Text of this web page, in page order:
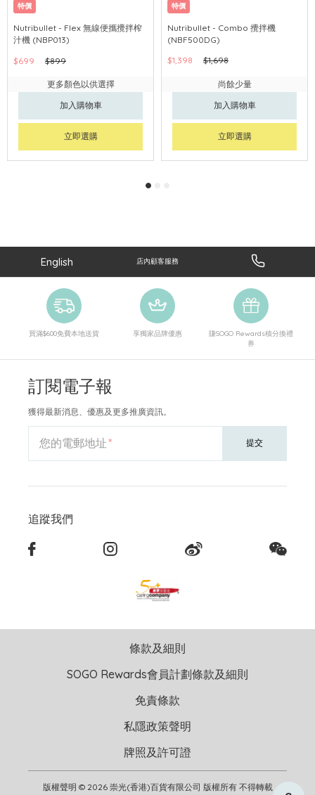
特價
Nutribullet - Flex 無線便攜攪拌榨
汁機 (NBP013)
$699
$899
更多顏色以供選擇
加入購物車
立即選購
特價
Nutribullet - Combo 攪拌機
(NBF500DG)
$1,398
$1,698
尚餘少量
加入購物車
立即選購
English 店內顧客服務
買滿$600免費本地送貨 享獨家品牌優惠
賺SOGO Rewards積分換禮
券
訂閱電子報
獲得最新消息、優惠及更多推廣資訊。
您的電郵地址 提交
追蹤我們
版權聲明 © 2026 崇光(香港)百貨有限公司 版權所有 不得轉載
條款及細則
SOGO Rewards會員計劃條款及細則
免責條款
私隱政策聲明
牌照及許可證